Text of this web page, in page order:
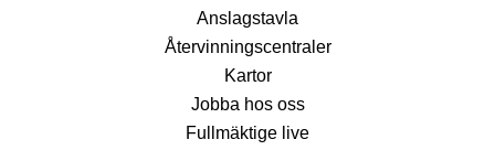
Anslags­tavla
Återvinnings­centraler
Kartor
Jobba hos oss
Fullmäktige live